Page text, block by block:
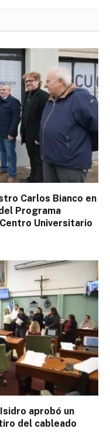
Carlos Bianco en
Programa
Universitario
aprobó un
del cableado